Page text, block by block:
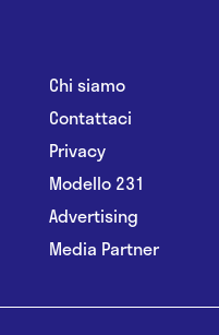
Chi siamo
Contattaci
Privacy
Modello 231
Advertising
Media Partner